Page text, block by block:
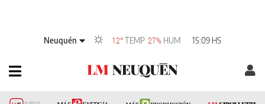
Neuquén 12°TEMP 27% HUM 15:09 HS